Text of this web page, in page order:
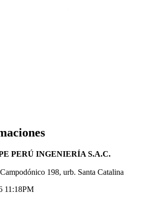
PERÚ INGENIERÍA S.A.C.
198, urb. Santa Catalina
11:18PM